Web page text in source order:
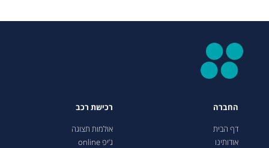
החברה
דף הבית
אודותינו
רכישת רכב
אולמות תצוגה
ג’יפ online